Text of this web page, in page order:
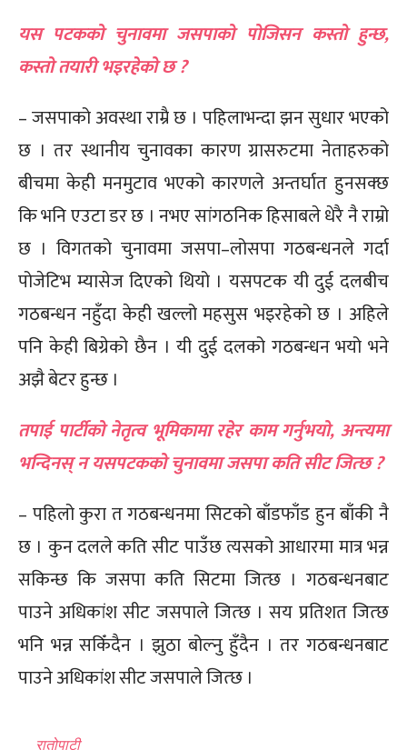
यस पटकको चुनावमा जसपाको पोजिसन कस्तो हुन्छ,
कस्तो तयारी भइरहेको छ ?
– जसपाको अवस्था राम्रै छ । पहिलाभन्दा झन सुधार भएको
छ । तर स्थानीय चुनावका कारण ग्रासरुटमा नेताहरुको
बीचमा केही मनमुटाव भएको कारणले अन्तर्घात हुनसक्छ
कि भनि एउटा डर छ । नभए सांगठनिक हिसाबले धेरै नै राम्रो
छ । विगतको चुनावमा जसपा–लोसपा गठबन्धनले गर्दा
पोजेटिभ म्यासेज दिएको थियो । यसपटक यी दुई दलबीच
गठबन्धन नहुँदा केही खल्लो महसुस भइरहेको छ । अहिले
पनि केही बिग्रेको छैन । यी दुई दलको गठबन्धन भयो भने
अझै बेटर हुन्छ ।
तपाई पार्टीको नेतृत्व भूमिकामा रहेर काम गर्नुभयो, अन्त्यमा
भन्दिनस् न यसपटकको चुनावमा जसपा कति सीट जित्छ ?
– पहिलो कुरा त गठबन्धनमा सिटको बाँडफाँड हुन बाँकी नै
छ । कुन दलले कति सीट पाउँछ त्यसको आधारमा मात्र भन्न
सकिन्छ कि जसपा कति सिटमा जित्छ । गठबन्धनबाट
पाउने अधिकांश सीट जसपाले जित्छ । सय प्रतिशत जित्छ
भनि भन्न सकिँदैन । झुठा बोल्नु हुँदैन । तर गठबन्धनबाट
पाउने अधिकांश सीट जसपाले जित्छ ।
रातोपाटी